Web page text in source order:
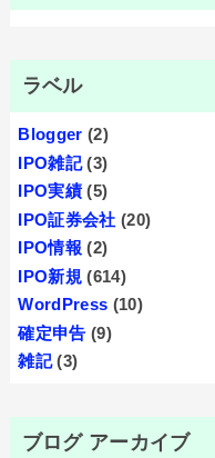
ラベル
Blogger (2)
IPO雑記 (3)
IPO実績 (5)
IPO証券会社 (20)
IPO情報 (2)
IPO新規 (614)
WordPress (10)
確定申告 (9)
雑記 (3)
ブログ アーカイブ